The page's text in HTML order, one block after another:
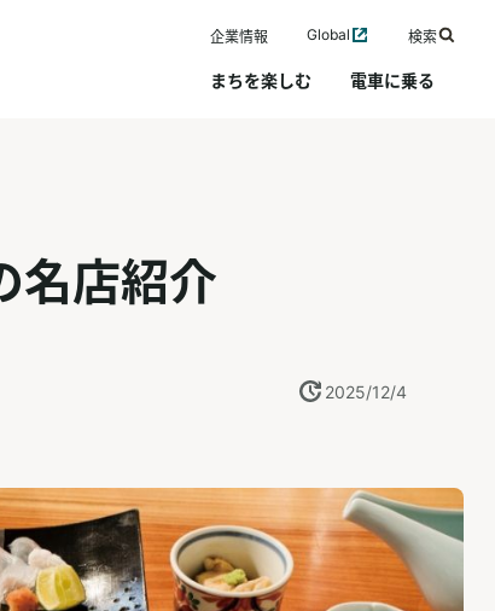
企業情報 Global 検索
まちを楽しむ 電車に乗る
名店紹介
2025/12/4